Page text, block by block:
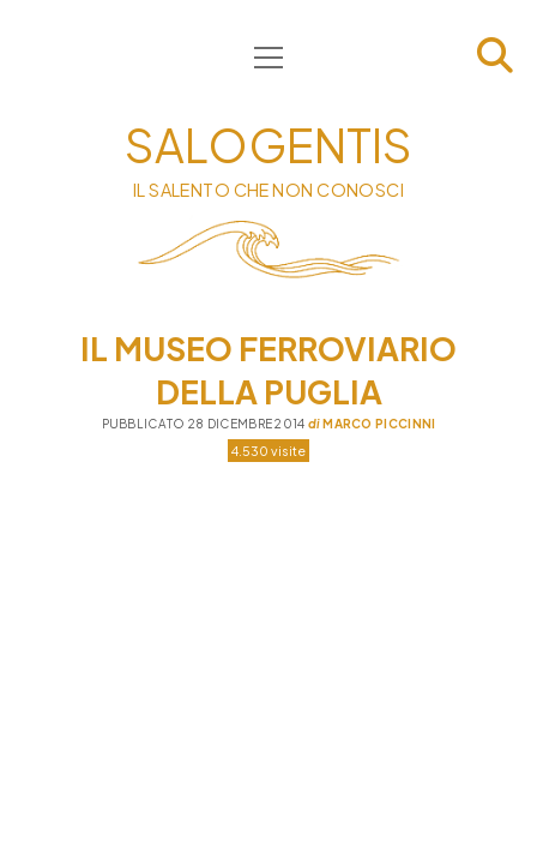
HOME
INFORMATIVA
CONTATTI
PRIVACY & COOKIE POLICY
apri
menu
SALOGENTIS
IL SALENTO CHE NON CONOSCI
IL MUSEO FERROVIARIO
DELLA PUGLIA
PUBBLICATO 28 DICEMBRE 2014 diMARCO PICCINNI
4.530 visite